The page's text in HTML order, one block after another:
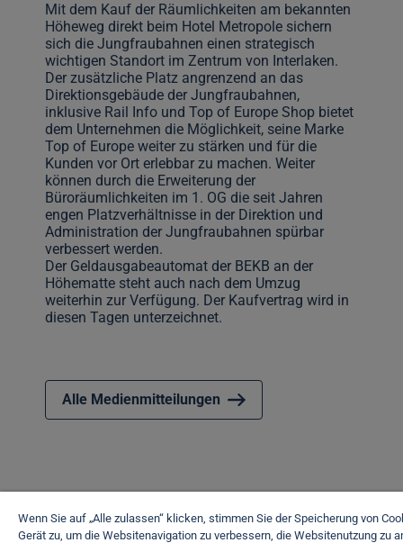
Mit dem Kauf der Räumlichkeiten am bekannten
Höheweg direkt beim Hotel Metropole sichern
sich die Jungfraubahnen einen strategisch
wichtigen Standort im Zentrum von Interlaken.
Der zusätzliche Platz angrenzend an das
Direktionsgebäude der Jungfraubahnen,
inklusive Rail Info und Top of Europe Shop bietet
dem Unternehmen die Möglichkeit, seine Marke
Top of Europe weiter zu stärken und für die
Kunden vor Ort erlebbar zu machen. Weiter
können durch die Erweiterung der
Büroräumlichkeiten im 1. OG die seit Jahren
engen Platzverhältnisse in der Direktion und
Administration der Jungfraubahnen spürbar
verbessert werden.
Der Geldausgabeautomat der BEKB an der
Höhematte steht auch nach dem Umzug
weiterhin zur Verfügung. Der Kaufvertrag wird in
diesen Tagen unterzeichnet.
Alle Medienmitteilungen
Wenn Sie auf „Alle zulassen“ klicken, stimmen Sie der Speicherung von
Gerät zu, um die Websitenavigation zu verbessern, die Websitenutzung zu